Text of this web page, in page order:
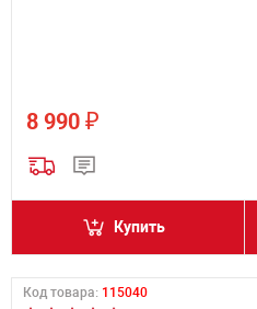
8 990 ₽
Купить
Код товара: 115040